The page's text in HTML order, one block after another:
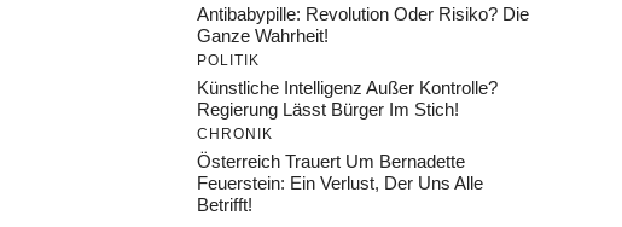
Antibabypille: Revolution Oder Risiko? Die
Ganze Wahrheit!
POLITIK
Künstliche Intelligenz Außer Kontrolle?
Regierung Lässt Bürger Im Stich!
CHRONIK
Österreich Trauert Um Bernadette
Feuerstein: Ein Verlust, Der Uns Alle
Betrifft!